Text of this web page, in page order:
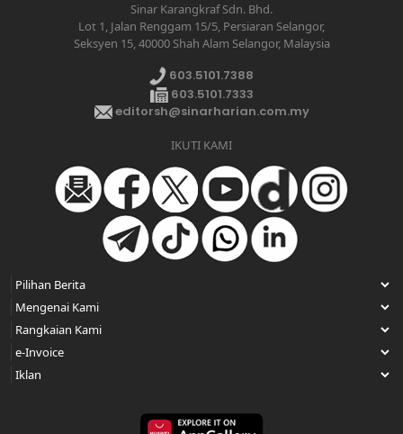
Sinar Karangkraf Sdn. Bhd.
Lot 1, Jalan Renggam 15/5, Persiaran Selangor,
Seksyen 15, 40000 Shah Alam Selangor, Malaysia
603.5101.7388
603.5101.7333
editorsh@sinarharian.com.my
IKUTI KAMI